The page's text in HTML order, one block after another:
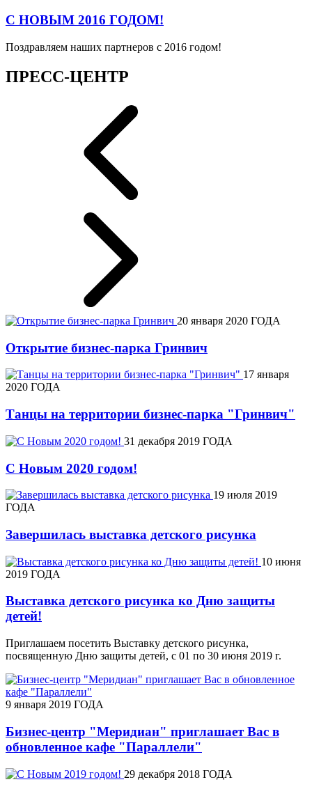
С НОВЫМ 2016 ГОДОМ!
Поздравляем наших партнеров с 2016 годом!
ПРЕСС-ЦЕНТР
20 января 2020 ГОДА
Открытие бизнес-парка Гринвич
17 января
2020 ГОДА
Танцы на территории бизнес-парка "Гринвич"
31 декабря 2019 ГОДА
С Новым 2020 годом!
19 июля 2019
ГОДА
Завершилась выставка детского рисунка
10 июня
2019 ГОДА
Выставка детского рисунка ко Дню защиты
детей!
Приглашаем посетить Выставку детского рисунка,
посвященную Дню защиты детей, с 01 по 30 июня 2019 г.
9 января 2019 ГОДА
Бизнес-центр "Меридиан" приглашает Вас в
обновленное кафе "Параллели"
29 декабря 2018 ГОДА